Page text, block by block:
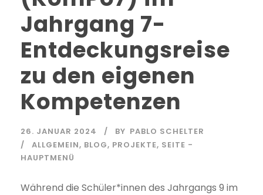
Jahrgang 7-
Entdeckungsreise
zu den eigenen
Kompetenzen
26. JANUAR 2024 BY PABLO SCHELTER
ALLGEMEIN, BLOG, PROJEKTE, SEITE -
HAUPTMENÜ
Während die Schüler*innen des Jahrgangs 9 im